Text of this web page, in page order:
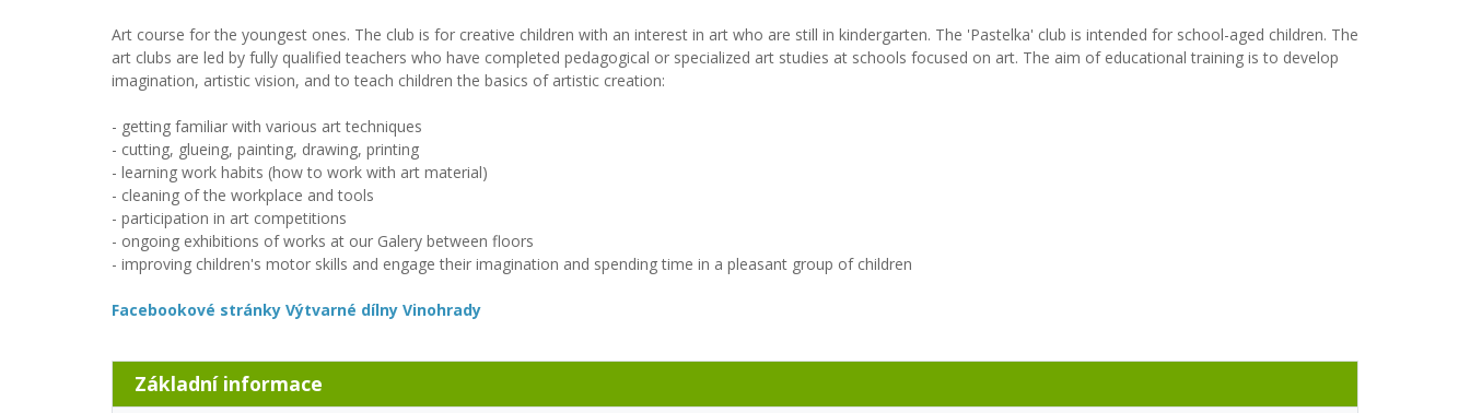
Art course for the youngest ones. The club is for creative children with an interest in art who are still in kindergarten. The 'Pastelka' club is intended for school-aged children. The
art clubs are led by fully qualified teachers who have completed pedagogical or specialized art studies at schools focused on art. The aim of educational training is to develop
imagination, artistic vision, and to teach children the basics of artistic creation:
- getting familiar with various art techniques
- cutting, glueing, painting, drawing, printing
- learning work habits (how to work with art material)
- cleaning of the workplace and tools
- participation in art competitions
- ongoing exhibitions of works at our Galery between floors
- improving children's motor skills and engage their imagination and spending time in a pleasant group of children
Facebookové stránky Výtvarné dílny Vinohrady
Základní informace